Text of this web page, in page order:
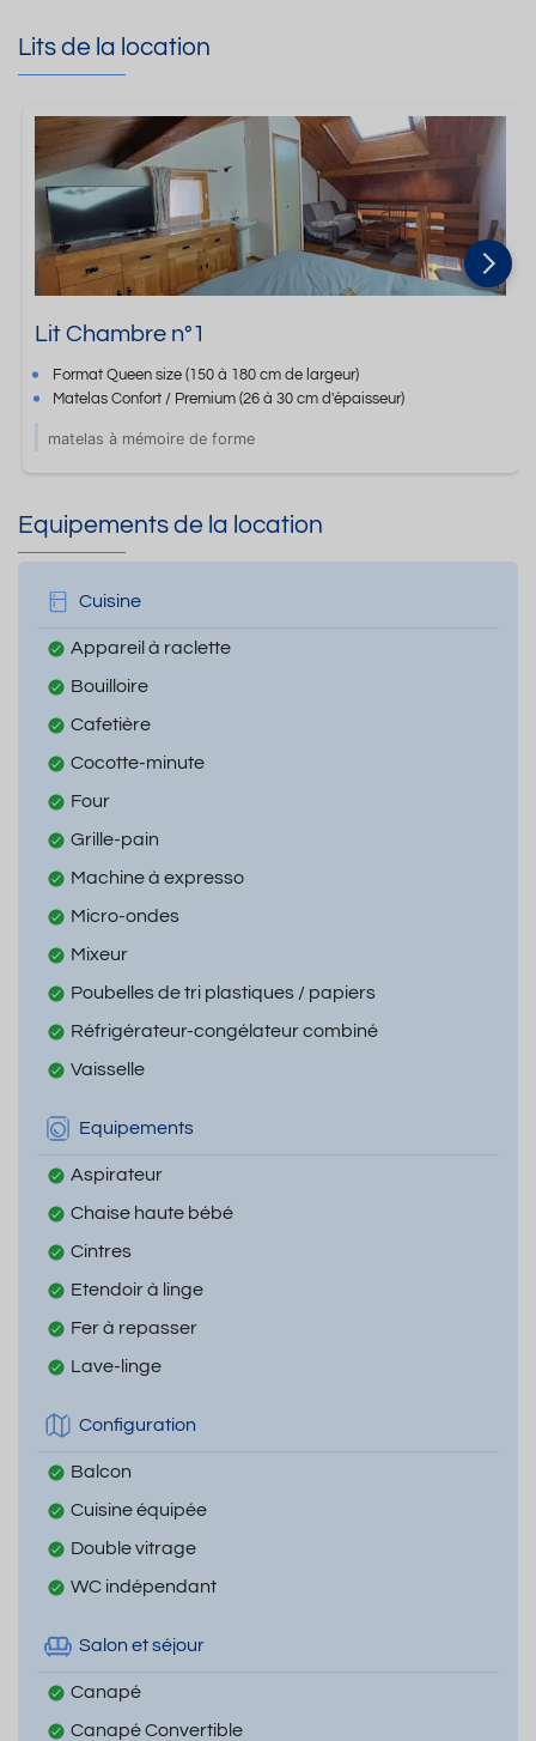
Lits de la location
Lit Chambre n°1
FormatQueen size (150 à 180 cm de largeur)
Matelas Confort / Premium(26 à 30 cm d'épaisseur)
matelas à mémoire de forme
Equipements de la location
Cuisine
Appareil à raclette
Bouilloire
Cafetière
Cocotte-minute
Four
Grille-pain
Machine à expresso
Micro-ondes
Mixeur
Poubelles de tri plastiques / papiers
Réfrigérateur-congélateur combiné
Vaisselle
Equipements
Aspirateur
Chaise haute bébé
Cintres
Etendoir à linge
Fer à repasser
Lave-linge
Configuration
Balcon
Cuisine équipée
Double vitrage
WC indépendant
Salon et séjour
Canapé
Canapé Convertible